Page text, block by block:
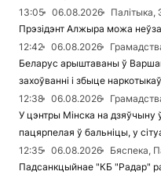
13:05
06.08.2026
Палітыка,
Прэзідэнт Алжыра можа
12:42
06.08.2026
Беларус арыштаваны ў
захоўванні і збыце наркотыкаў
12:38
06.08.2026
У цэнтры Мінска на дзяўчыну
пацярпелая ў бальніцы, у
12:35
06.08.2026
Бяспека,
Падсанкцыйнае "КБ "Радар"